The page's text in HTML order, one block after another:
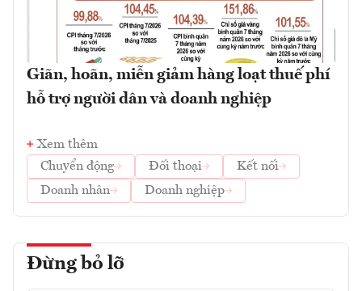
Giãn, hoãn, miễn giảm hàng loạt thuế phí
hỗ trợ người dân và doanh nghiệp
Xem thêm
Chuyển động
Đối thoại
Kết nối
Doanh nhân
Doanh nghiệp
Đừng bỏ lỡ